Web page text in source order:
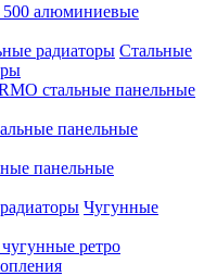
алюминиевые
Стальные
стальные панельные
панельные
панельные
Чугунные
ретро